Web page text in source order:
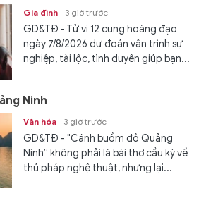
Gia đình 3 giờ trước
GD&TĐ - Tử vi 12 cung hoàng đạo
ngày 7/8/2026 dự đoán vận trình sự
nghiệp, tài lộc, tình duyên giúp bạn...
Ninh
Văn hóa 3 giờ trước
GD&TĐ - "Cánh buồm đỏ Quảng
Ninh” không phải là bài thơ cầu kỳ về
thủ pháp nghệ thuật, nhưng lại...